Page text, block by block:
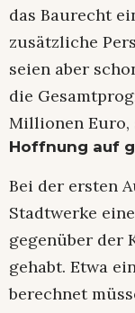
das Baurecht
zusätzliche
seien aber
die
Millionen Euro,
Hoffnung auf
Bei der ersten
Stadtwerke
gegenüber der
gehabt. Etwa
berechnet